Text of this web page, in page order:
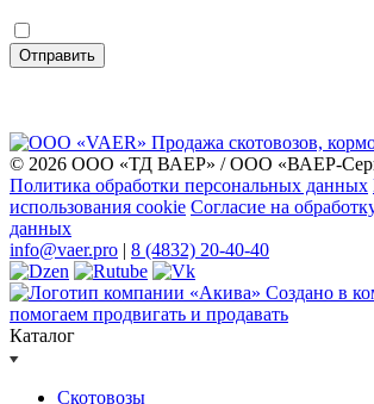
Отправить
© 2026 ООО «ТД ВАЕР» / ООО «ВАЕР-
Политика обработки персональных данных
использования cookie Согласие на
данных
info@vaer.pro | 8 (4832) 20-40-40
Создано в
помогаем продвигать и продавать
Каталог
Скотовозы